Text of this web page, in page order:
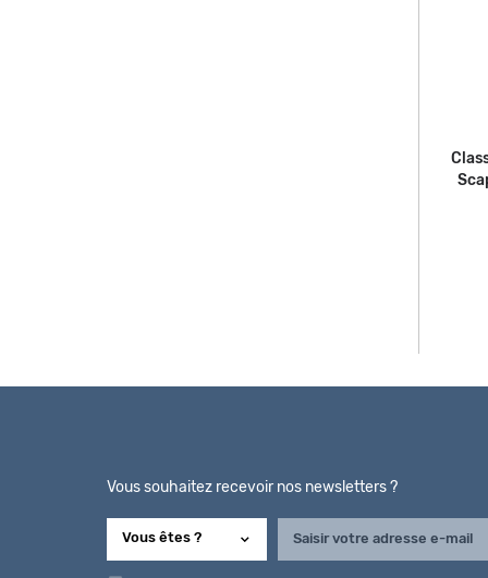
Vous souhaitez recevoir nos newsletters ?